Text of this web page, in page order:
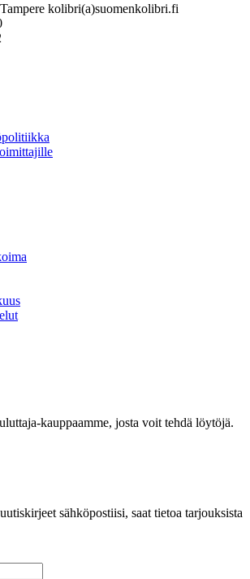
kolibri(a)suomenkolibri.fi
kauppaamme, josta voit tehdä löytöjä.
sähköpostiisi, saat tietoa tarjouksista